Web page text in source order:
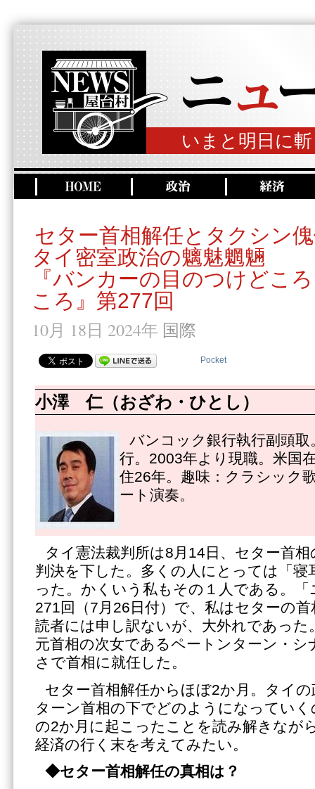
いまと明日に
セター首相解任とタクシン
タイ密室政治の魑魅魍魎
『バンカーの目のつけどこ
ころ』第277回
10月 18日 2024年 国際
Pocket
小澤 仁（おざわ・ひとし）
バンコック銀行執行副頭
行。2003年より現職。米国
住26年。趣味：クラシック
ート演奏。
タイ憲法裁判所は8月14日、セター首
判決を下した。多くの人にとっては「寝
った。かくいう私もその１人である。「
271回（7月26日付）で、私はセターの
読者には申し訳ないが、大外れであっ
元首相の次女であるペートンターン・
さで首相に就任した。
セター首相解任からほぼ2か月。タイ
ターン首相の下でどのようになってい
の2か月に起こったことを読み解きなが
経済の行く末を考えてみたい。
◆セター首相解任の真相は？